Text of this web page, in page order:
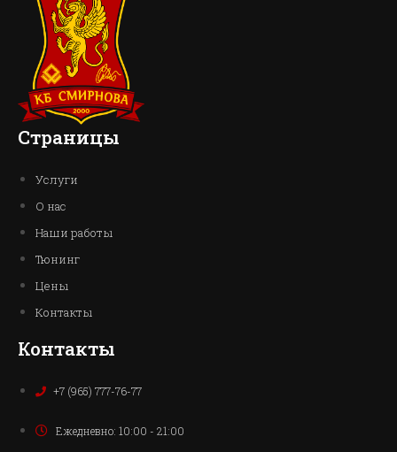
Страницы
Услуги
О нас
Наши работы
Тюнинг
Цены
Контакты
Контакты
+7 (965) 777-76-77
Ежедневно: 10:00 - 21:00